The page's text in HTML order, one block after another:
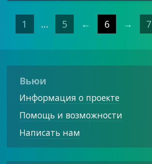
1 ... 5 ← 6 → 7
Вьюи
Информация о проекте
Помощь и возможности
Написать нам